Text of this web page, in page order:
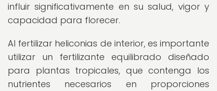
influir significativamente en su salud, vigor y
capacidad para florecer.
Al fertilizar heliconias de interior, es importante
utilizar un fertilizante equilibrado diseñado
para plantas tropicales, que contenga los
nutrientes necesarios en proporciones